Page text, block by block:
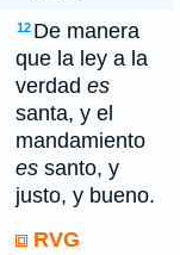
12 De manera
que la ley a la
verdad es
santa, y el
mandamiento
es santo, y
justo, y bueno.
RVG